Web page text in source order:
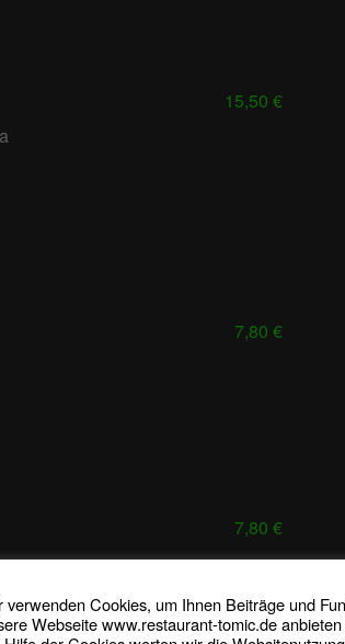
15,50 €
7,80 €
7,80 €
verwenden Cookies, um Ihnen Beiträge und
Webseite www.restaurant-tomic.de